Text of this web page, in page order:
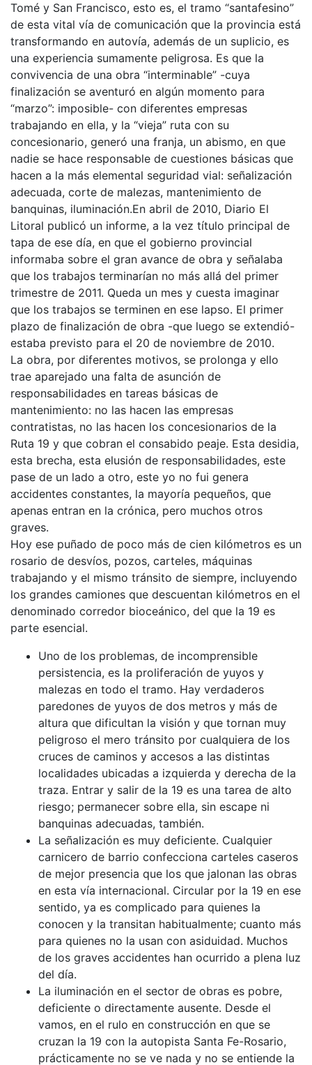
Tomé y San Francisco, esto es, el tramo “santafesino”
de esta vital vía de comunicación que la provincia está
transformando en autovía, además de un suplicio, es
una experiencia sumamente peligrosa. Es que la
convivencia de una obra “interminable” -cuya
finalización se aventuró en algún momento para
“marzo”: imposible- con diferentes empresas
trabajando en ella, y la “vieja” ruta con su
concesionario, generó una franja, un abismo, en que
nadie se hace responsable de cuestiones básicas que
hacen a la más elemental seguridad vial: señalización
adecuada, corte de malezas, mantenimiento de
banquinas, iluminación.En abril de 2010, Diario El
Litoral publicó un informe, a la vez título principal de
tapa de ese día, en que el gobierno provincial
informaba sobre el gran avance de obra y señalaba
que los trabajos terminarían no más allá del primer
trimestre de 2011. Queda un mes y cuesta imaginar
que los trabajos se terminen en ese lapso. El primer
plazo de finalización de obra -que luego se extendió-
estaba previsto para el 20 de noviembre de 2010.
La obra, por diferentes motivos, se prolonga y ello
trae aparejado una falta de asunción de
responsabilidades en tareas básicas de
mantenimiento: no las hacen las empresas
contratistas, no las hacen los concesionarios de la
Ruta 19 y que cobran el consabido peaje. Esta desidia,
esta brecha, esta elusión de responsabilidades, este
pase de un lado a otro, este yo no fui genera
accidentes constantes, la mayoría pequeños, que
apenas entran en la crónica, pero muchos otros
graves.
Hoy ese puñado de poco más de cien kilómetros es un
rosario de desvíos, pozos, carteles, máquinas
trabajando y el mismo tránsito de siempre, incluyendo
los grandes camiones que descuentan kilómetros en el
denominado corredor bioceánico, del que la 19 es
parte esencial.
Uno de los problemas, de incomprensible
persistencia, es la proliferación de yuyos y
malezas en todo el tramo. Hay verdaderos
paredones de yuyos de dos metros y más de
altura que dificultan la visión y que tornan muy
peligroso el mero tránsito por cualquiera de los
cruces de caminos y accesos a las distintas
localidades ubicadas a izquierda y derecha de la
traza. Entrar y salir de la 19 es una tarea de alto
riesgo; permanecer sobre ella, sin escape ni
banquinas adecuadas, también.
La señalización es muy deficiente. Cualquier
carnicero de barrio confecciona carteles caseros
de mejor presencia que los que jalonan las obras
en esta vía internacional. Circular por la 19 en ese
sentido, ya es complicado para quienes la
conocen y la transitan habitualmente; cuanto más
para quienes no la usan con asiduidad. Muchos
de los graves accidentes han ocurrido a plena luz
del día.
La iluminación en el sector de obras es pobre,
deficiente o directamente ausente. Desde el
vamos, en el rulo en construcción en que se
cruzan la 19 con la autopista Santa Fe-Rosario,
prácticamente no se ve nada y no se entiende la